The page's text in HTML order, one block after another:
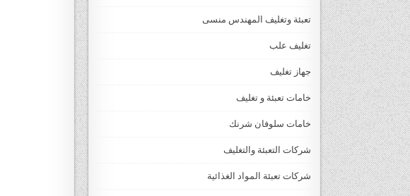
تعبئة وتغليف المهندس منسى
تغليف علب
جهاز تغليف
خامات تعبئة و تغليف
خامات سلوفان شرنك
شركات التعبئة والتغليف
شركات تعبئة المواد الغذائية